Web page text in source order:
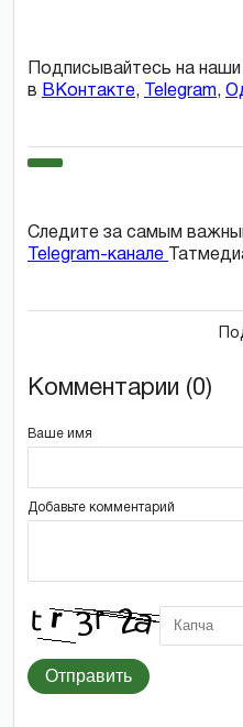
Подписывайтесь на
в ВКонтакте, Telegram,
Следите за самым
Telegram-канале
Комментарии (0)
Ваше имя
Добавьте комментарий
Отправить